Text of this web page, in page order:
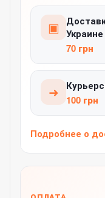
▣ Украине
70 грн
➜
100 грн
Подробнее о